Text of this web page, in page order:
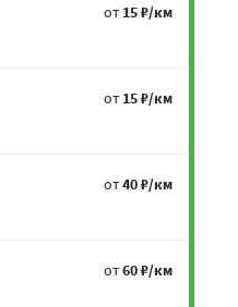
от 15 ₽/км
от 15 ₽/км
от40 ₽/км
от60 ₽/км